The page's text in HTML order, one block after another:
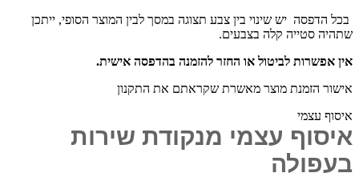
בכל הדפסה יש שינוי בין צבע תצוגה במסך לבין המוצר הסופי, ייתכן
שתהיה סטייה קלה בצבעים.
אין אפשרות לביטול או החזר להזמנה בהדפסה אישית.
אישור הזמנת מוצר מאשרת שקראתם את התקנון
איסוף עצמי
איסוף עצמי מנקודת שירות
בעפולה